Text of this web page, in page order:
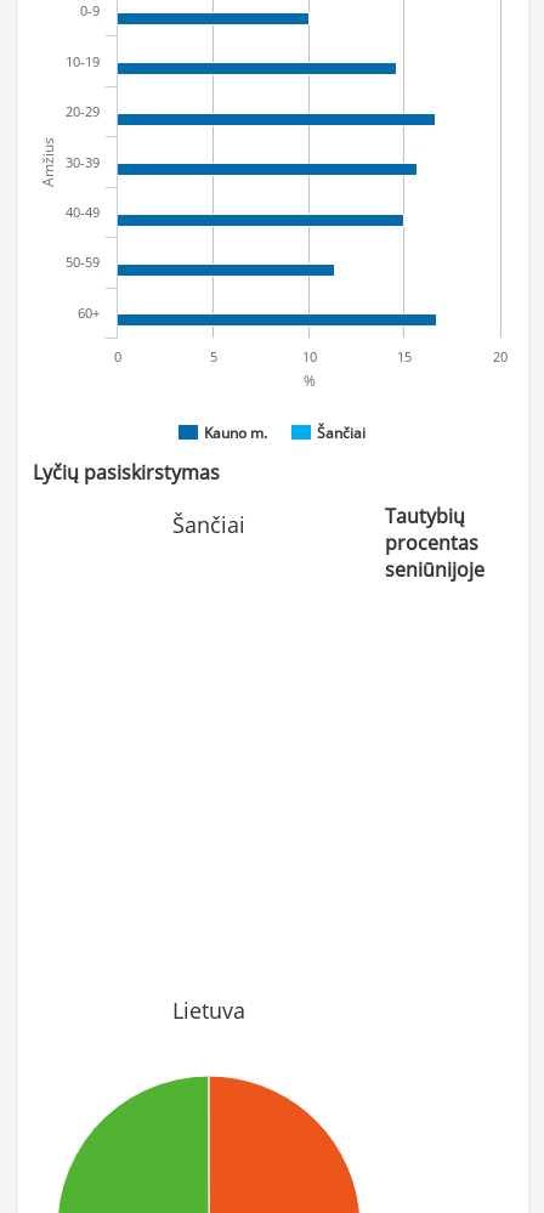
Amžius
%
Kauno m. Šančiai
0-9
10-19
20-29
30-39
40-49
50-59
60+
0 5 10 15 20
Lyčių pasiskirstymas
Šančiai
Lietuva
Tautybių
procentas
seniūnijoje